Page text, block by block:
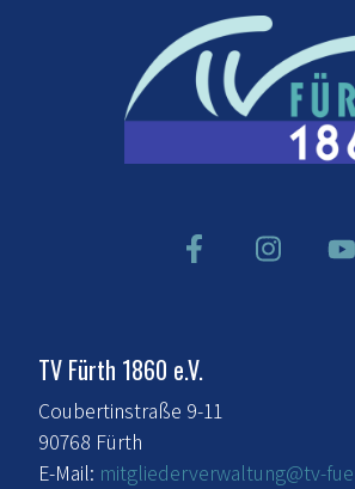
TV Fürth 1860 e.V.
Coubertinstraße 9-11
90768 Fürth
E-Mail: mitgliederverwaltung@tv-